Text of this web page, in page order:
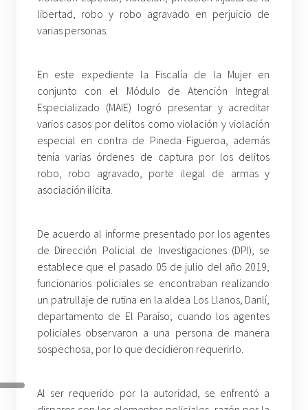
libertad, robo y robo agravado en perjuicio de
varias personas.
En este expediente la Fiscalía de la Mujer en
conjunto con el Módulo de Atención Integral
Especializado (MAIE) logró presentar y acreditar
varios casos por delitos como violación y violación
especial en contra de Pineda Figueroa, además
tenía varias órdenes de captura por los delitos
robo, robo agravado, porte ilegal de armas y
asociación ilícita.
De acuerdo al informe presentado por los agentes
de Dirección Policial de Investigaciones (DPI), se
establece que el pasado 05 de julio del año 2019,
funcionarios policiales se encontraban realizando
un patrullaje de rutina en la aldea Los Llanos, Danlí,
departamento de El Paraíso; cuando los agentes
policiales observaron a una persona de manera
sospechosa, por lo que decidieron requerirlo.
Al ser requerido por la autoridad, se enfrentó a